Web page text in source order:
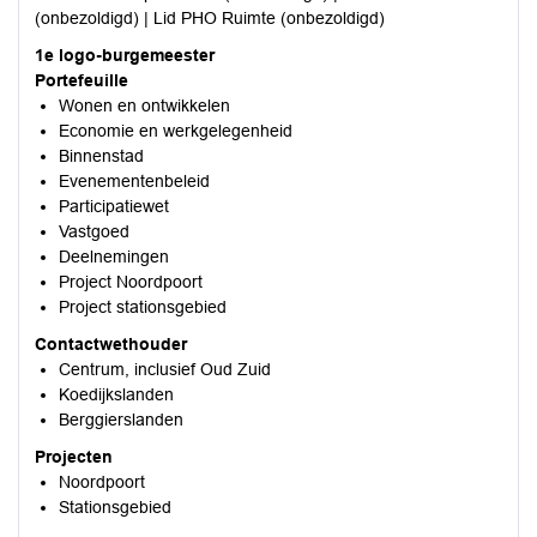
(onbezoldigd) | Lid PHO Ruimte (onbezoldigd)
1e logo-burgemeester
Portefeuille
Wonen en ontwikkelen
Economie en werkgelegenheid
Binnenstad
Evenementenbeleid
Participatiewet
Vastgoed
Deelnemingen
Project Noordpoort
Project stationsgebied
Contactwethouder
Centrum, inclusief Oud Zuid
Koedijkslanden
Berggierslanden
Projecten
Noordpoort
Stationsgebied